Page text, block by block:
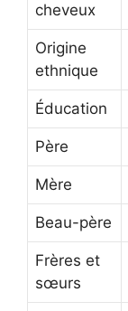
cheveux
Origine
ethnique
Éducation
Père
Mère
Beau-père
Frères et
sœurs